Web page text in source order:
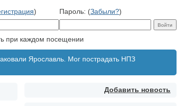
) Пароль: (Забыли?)
при каждом посещении
Ярославль. Мог пострадать НПЗ
Добавить новость